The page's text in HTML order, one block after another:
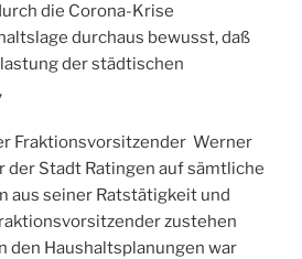
die Corona-Krise
durchaus bewusst, daß
der städtischen
Fraktionsvorsitzender Werner
der Stadt Ratingen auf sämtliche
aus seiner Ratstätigkeit und
zustehen
den Haushaltsplanungen war